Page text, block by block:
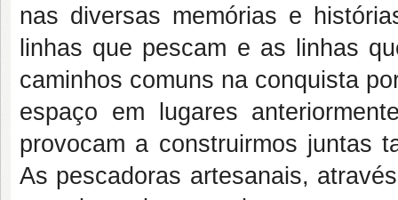
nas diversas memórias e
linhas que pescam e as linhas
caminhos comuns na conquista
espaço em lugares
provocam a construirmos juntas
As pescadoras artesanais,